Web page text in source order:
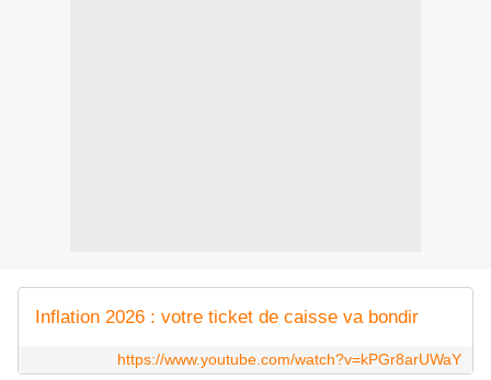
Inflation 2026 : votre ticket de caisse va bondir
https://www.youtube.com/watch?v=kPGr8arUWaY